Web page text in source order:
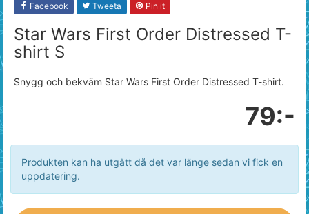
Facebook Tweeta Pin it
Star Wars First Order Distressed T-
shirt S
Snygg och bekväm Star Wars First Order Distressed T-shirt.
79:-
Produkten kan ha utgått då det var länge sedan vi fick en
uppdatering.